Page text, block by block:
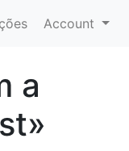
Account
a